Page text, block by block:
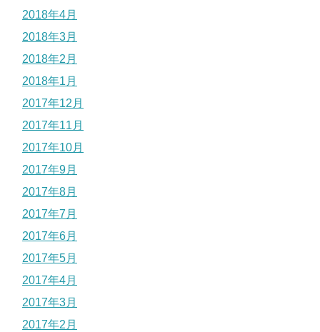
2018年4月
2018年3月
2018年2月
2018年1月
2017年12月
2017年11月
2017年10月
2017年9月
2017年8月
2017年7月
2017年6月
2017年5月
2017年4月
2017年3月
2017年2月